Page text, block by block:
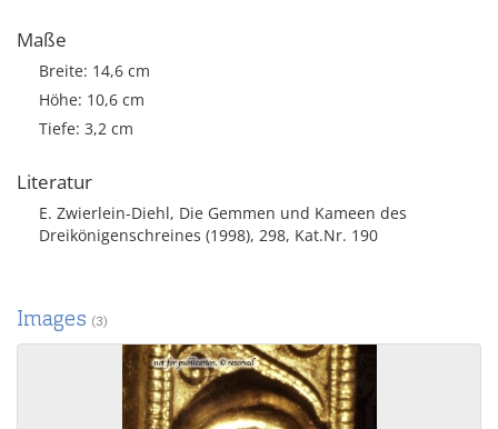
Maße
Breite: 14,6 cm
Höhe: 10,6 cm
Tiefe: 3,2 cm
Literatur
E. Zwierlein-Diehl, Die Gemmen und Kameen des
Dreikönigenschreines (1998), 298, Kat.Nr. 190
Images (3)